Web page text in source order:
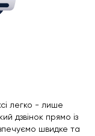
легко - лише
дзвінок прямо із
швидке та